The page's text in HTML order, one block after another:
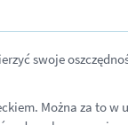
swoje
Można za to